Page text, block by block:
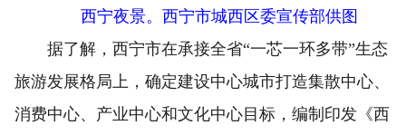
西宁夜景。西宁市城西区委宣传部供图
据了解，西宁市在承接全省“一芯一环多带”生态
旅游发展格局上，确定建设中心城市打造集散中心、
消费中心、产业中心和文化中心目标，编制印发《西